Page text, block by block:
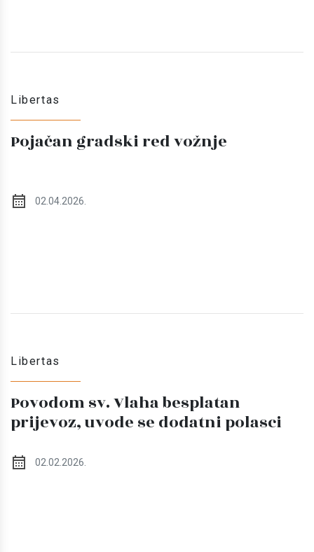
Libertas
Pojačan gradski red vožnje
02.04.2026.
Libertas
Povodom sv. Vlaha besplatan
prijevoz, uvode se dodatni polasci
02.02.2026.